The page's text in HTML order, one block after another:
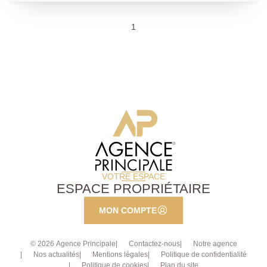
1
VOTRE ESPACE
ESPACE PROPRIÉTAIRE
MON COMPTE
© 2026 Agence Principale Contactez-nous
Notre agence
Nos actualités
Mentions légales
Politique de confidentialité
Politique de cookies
Plan du site